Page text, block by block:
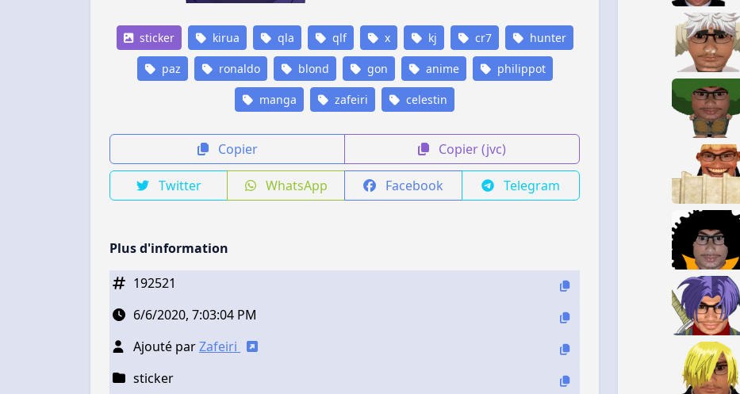
sticker kirua qla qlf x kj cr7 hunter
paz ronaldo blond gon anime philippot
manga zafeiri celestin
Copier Copier (jvc)
Twitter WhatsApp Facebook Telegram
Plus d'information
192521
6/6/2020, 7:03:04 PM
Ajouté parZafeiri
sticker